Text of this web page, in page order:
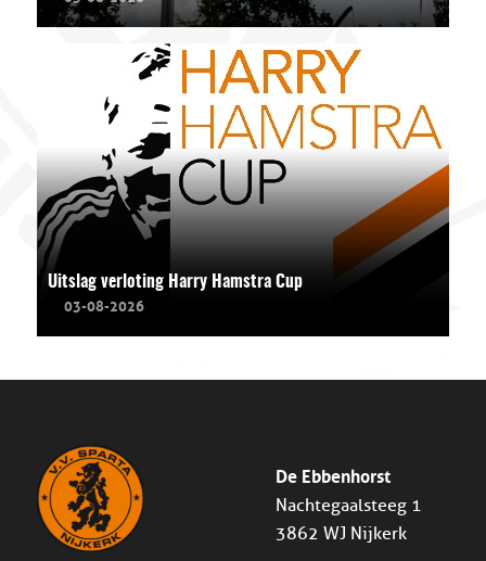
Uitslag verloting Harry Hamstra Cup
03-08-2026
De Ebbenhorst
Nachtegaalsteeg 1
3862 WJ Nijkerk